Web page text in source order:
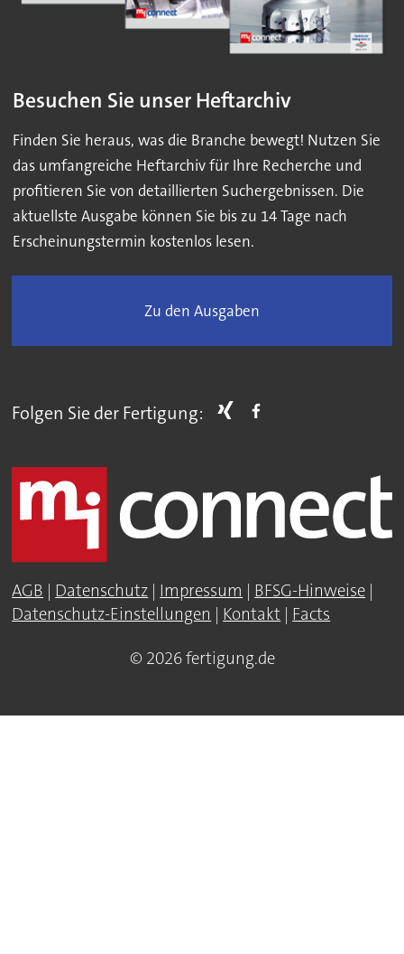
Besuchen Sie unser Heftarchiv
Finden Sie heraus, was die Branche bewegt! Nutzen Sie
das umfangreiche Heftarchiv für Ihre Recherche und
profitieren Sie von detaillierten Suchergebnissen. Die
aktuellste Ausgabe können Sie bis zu 14 Tage nach
Erscheinungstermin kostenlos lesen.
Zu den Ausgaben
Folgen Sie der Fertigung:
AGB | Datenschutz | Impressum | BFSG-Hinweise |
Datenschutz-Einstellungen | Kontakt | Facts
© 2026 fertigung.de